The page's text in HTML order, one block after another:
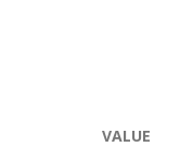
VALUE